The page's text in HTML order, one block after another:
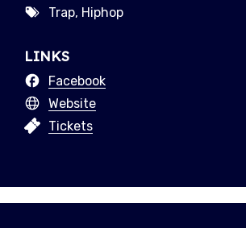
Trap, Hiphop
LINKS
Facebook
Website
Tickets